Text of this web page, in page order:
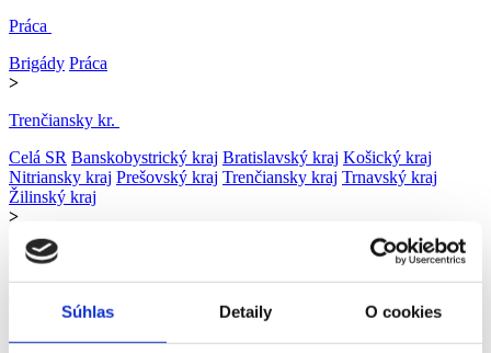
Súhlas Detaily O cookies
Práca
Brigády Práca
>
Trenčiansky kr.
Celá SR Banskobystrický kraj Bratislavský kraj Košický kraj
Nitriansky kraj Prešovský kraj Trenčiansky kraj Trnavský kraj
Žilinský kraj
>
Ok. Prievidza
Partizánske Považská Bystrica Prievidza
Trenčín